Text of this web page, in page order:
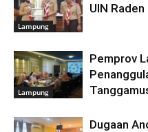
Lampung
UIN
Lampung
Pemprov
Dugaan